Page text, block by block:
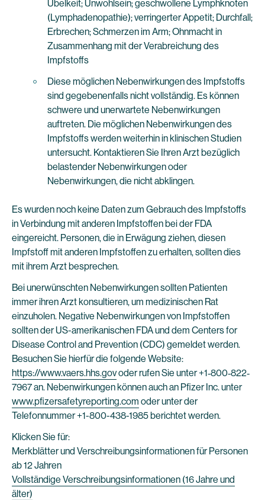
Übelkeit; Unwohlsein; geschwollene Lymphknoten
(Lymphadenopathie); verringerter Appetit; Durchfall;
Erbrechen; Schmerzen im Arm; Ohnmacht in
Zusammenhang mit der Verabreichung des
Impfstoffs
Diese möglichen Nebenwirkungen des Impfstoffs
sind gegebenenfalls nicht vollständig. Es können
schwere und unerwartete Nebenwirkungen
auftreten. Die möglichen Nebenwirkungen des
Impfstoffs werden weiterhin in klinischen Studien
untersucht. Kontaktieren Sie Ihren Arzt bezüglich
belastender Nebenwirkungen oder
Nebenwirkungen, die nicht abklingen.
Es wurden noch keine Daten zum Gebrauch des Impfstoffs
in Verbindung mit anderen Impfstoffen bei der FDA
eingereicht. Personen, die in Erwägung ziehen, diesen
Impfstoff mit anderen Impfstoffen zu erhalten, sollten dies
mit ihrem Arzt besprechen.
Bei unerwünschten Nebenwirkungen sollten Patienten
immer ihren Arzt konsultieren, um medizinischen Rat
einzuholen. Negative Nebenwirkungen von Impfstoffen
sollten der US-amerikanischen FDA und dem Centers for
Disease Control and Prevention (CDC) gemeldet werden.
Besuchen Sie hierfür die folgende Website:
https://www.vaers.hhs.govoder rufen Sie unter +1‐800‐822‐
7967 an. Nebenwirkungen können auch an Pfizer Inc. unter
www.pfizersafetyreporting.com oder unter der
Telefonnummer +1-800-438-1985 berichtet werden.
Klicken Sie für:
Merkblätter und Verschreibungsinformationen für Personen
ab 12 Jahren
Vollständige Verschreibungsinformationen (16 Jahre und
älter)